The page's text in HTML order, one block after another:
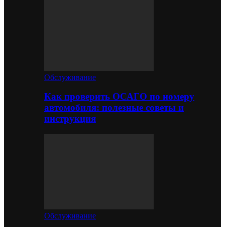
Обслуживание
Как проверить ОСАГО по номеру
автомобиля: полезные советы и
инструкция
Обслуживание